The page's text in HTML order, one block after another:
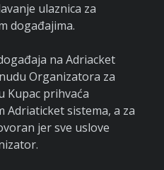
ulaznica za
događajima.
na Adriacket
Organizatora za
Kupac prihvaća
sistema, a za
jer sve uslove